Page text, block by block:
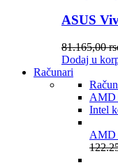
ASUS
81.165,00
Dodaj u
Računari
AMD
Intel
AMD